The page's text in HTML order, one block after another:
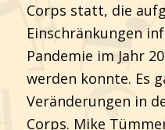
Corps statt, die
Einschränkungen
Pandemie im Jahr
werden konnte. Es
Veränderungen in
Corps. Mike